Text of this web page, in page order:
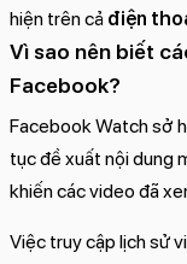
hiện trên cả điện
Vì sao nên biết
Facebook?
Facebook Watch sở
tục đề xuất nội dung
khiến các video đã
Việc truy cập lịch sử